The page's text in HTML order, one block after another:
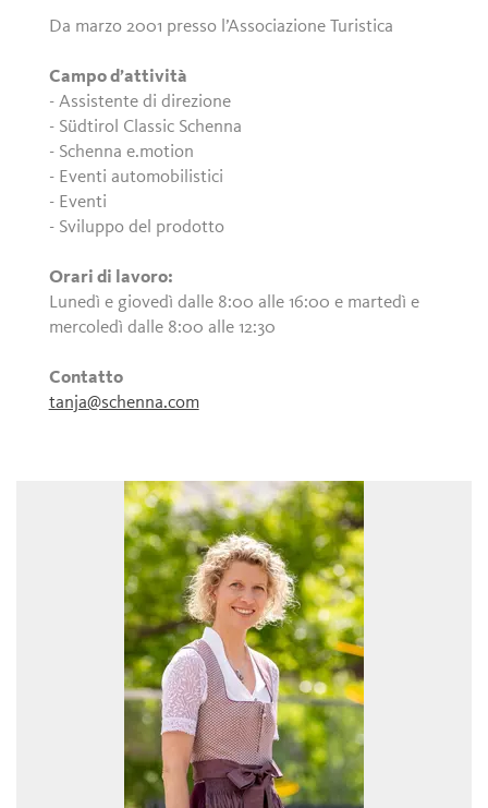
Da marzo 2001 presso l’Associazione Turistica
Campo d’attività
- Assistente di direzione
- Südtirol Classic Schenna
- Schenna e.motion
- Eventi automobilistici
- Eventi
- Sviluppo del prodotto
Orari di lavoro:
Lunedì e giovedì dalle 8:00 alle 16:00 e martedì e
mercoledì dalle 8:00 alle 12:30
Contatto
tanja@schenna.com